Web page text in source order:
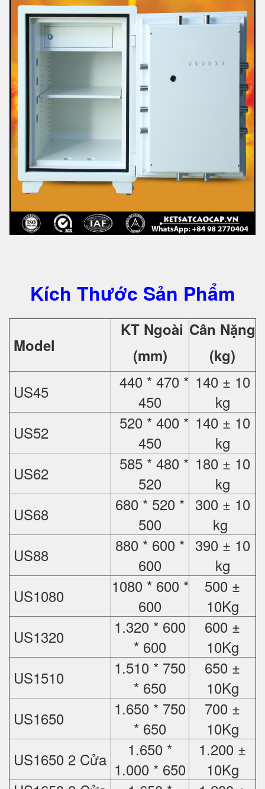
Kích Thước Sản Phẩm
Model
KT Ngoài
(mm)
Cân Nặng
(kg)
US45
440 * 470 *
450
140 ± 10
kg
US52
520 * 400 *
450
140 ± 10
kg
US62
585 * 480 *
520
180 ± 10
kg
US68
680 * 520 *
500
300 ± 10
kg
US88
880 * 600 *
600
390 ± 10
kg
US1080
1080 * 600 *
600
500 ±
10Kg
US1320
1.320 * 600
* 600
600 ±
10Kg
US1510
1.510 * 750
* 650
650 ±
10Kg
US1650
1.650 * 750
* 650
700 ±
10Kg
US1650 2 Cửa
1.650 *
1.000 * 650
1.200 ±
10Kg